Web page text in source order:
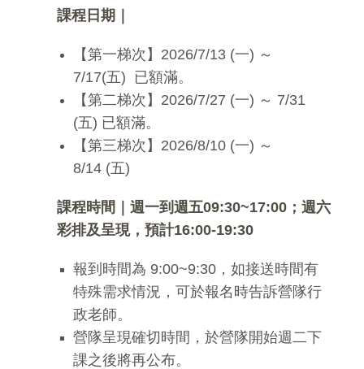
課程日期｜
【第一梯次】2026/7/13 (一) ～
7/17(五) 已額滿。
【第二梯次】2026/7/27 (一) ～ 7/31
(五) 已額滿。
【第三梯次】2026/8/10 (一) ～
8/14 (五)
課程時間｜週一到週五09:30~17:00；週六
彩排及呈現，預計16:00-19:30
報到時間為 9:00~9:30，如接送時間有
特殊需求情況，可於報名時告訴營隊行
政老師。
營隊呈現確切時間，於營隊開始週二下
課之後將再公布。